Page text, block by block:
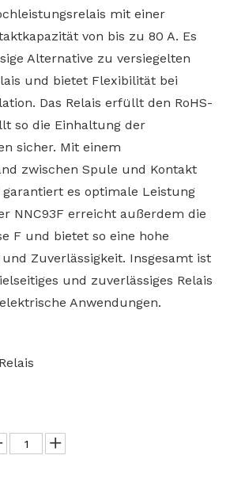
mit einer
von bis zu 80 A. Es
Alternative zu versiegelten
und bietet Flexibilität bei
Das Relais erfüllt den RoHS-
so die Einhaltung der
sicher. Mit einem
zwischen Spule und Kontakt
garantiert es optimale Leistung
NNC93F erreicht außerdem die
F und bietet so eine hohe
Zuverlässigkeit. Insgesamt ist
und zuverlässiges Relais
Anwendungen.